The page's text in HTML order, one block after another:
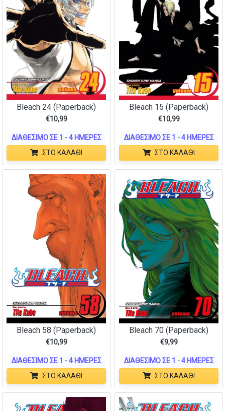
Bleach 24 (Paperback)
€10,99
ΔΙΑΘΈΣΙΜΟ ΣΕ 1 - 4 ΗΜΈΡΕΣ
ΣΤΟ ΚΑΛΆΘΙ
Bleach 15 (Paperback)
€10,99
ΔΙΑΘΈΣΙΜΟ ΣΕ 1 - 4 ΗΜΈΡΕΣ
ΣΤΟ ΚΑΛΆΘΙ
Bleach 58 (Paperback)
€10,99
ΔΙΑΘΈΣΙΜΟ ΣΕ 1 - 4 ΗΜΈΡΕΣ
ΣΤΟ ΚΑΛΆΘΙ
Bleach 70 (Paperback)
€9,99
ΔΙΑΘΈΣΙΜΟ ΣΕ 1 - 4 ΗΜΈΡΕΣ
ΣΤΟ ΚΑΛΆΘΙ